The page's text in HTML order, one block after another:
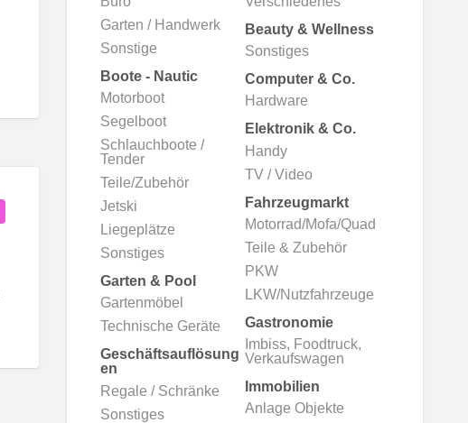
Garten / Handwerk
Sonstige
Beauty & Wellness
Sonstiges
Boote - Nautic
Motorboot
Segelboot
Schlauchboote /
Tender
Teile/Zubehör
Jetski
Liegeplätze
Sonstiges
Computer & Co.
Hardware
Elektronik & Co.
Handy
TV / Video
Fahrzeugmarkt
Motorrad/Mofa/Quad
Teile & Zubehör
PKW
LKW/Nutzfahrzeuge
Garten & Pool
Gartenmöbel
Technische Geräte
Gastronomie
Imbiss, Foodtruck,
Verkaufswagen
Geschäftsauflösung
en
Regale / Schränke
Sonstiges
Immobilien
Anlage Objekte